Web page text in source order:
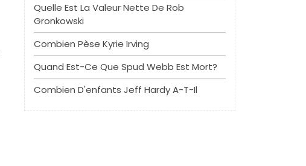
Quelle Est La Valeur Nette De Rob
Gronkowski
Combien Pèse Kyrie Irving
Quand Est-Ce Que Spud Webb Est Mort?
Combien D'enfants Jeff Hardy A-T-Il